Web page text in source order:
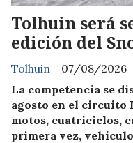
Tolhuin será
edición del
Tolhuin
07/08/2026
La competencia se
agosto en el circuito
motos, cuatriciclos,
primera vez,